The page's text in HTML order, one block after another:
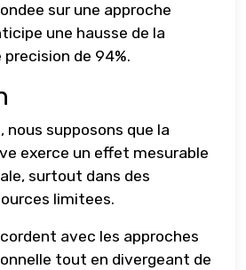
sur une approche
une hausse de la
de 94%.
supposons que la
exerce un effet mesurable
surtout dans des
limitees.
avec les approches
tout en divergeant de